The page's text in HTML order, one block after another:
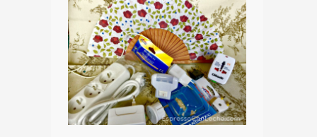
Travel
Tips
/
Consejos
Para